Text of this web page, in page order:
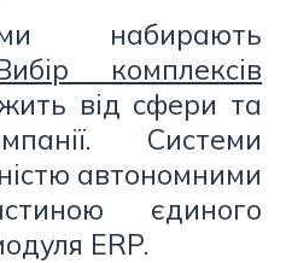
набирають
комплексів
від сфери та
Системи
автономними
єдиного
ERP.